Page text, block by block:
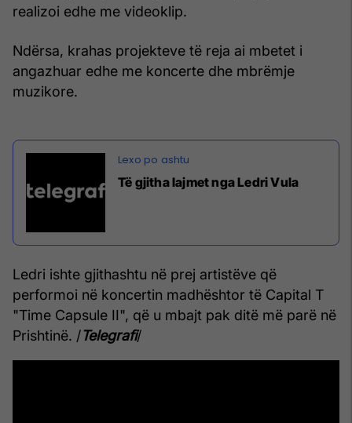
realizoi edhe me videoklip.
Ndërsa, krahas projekteve të reja ai mbetet i
angazhuar edhe me koncerte dhe mbrëmje
muzikore.
Të gjitha lajmet nga Ledri Vula
Ledri ishte gjithashtu në prej artistëve që
performoi në koncertin madhështor të Capital T
"Time Capsule II", që u mbajt pak ditë më parë në
Prishtinë. /Telegrafi/